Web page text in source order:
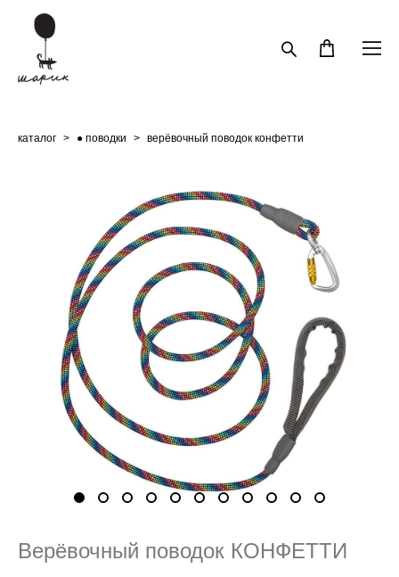
каталог > ● поводки > верёвочный поводок конфетти
Верёвочный поводок КОНФЕТТИ